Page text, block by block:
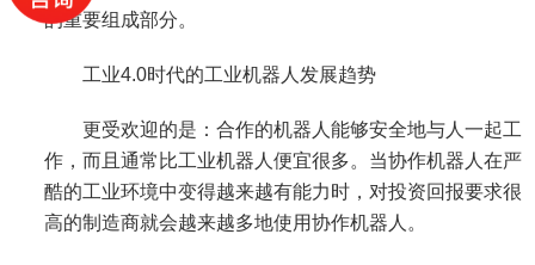
的重要组成部分。
工业4.0时代的工业机器人发展趋势
更受欢迎的是：合作的机器人能够安全地与人一起工
作，而且通常比工业机器人便宜很多。当协作机器人在严
酷的工业环境中变得越来越有能力时，对投资回报要求很
高的制造商就会越来越多地使用协作机器人。